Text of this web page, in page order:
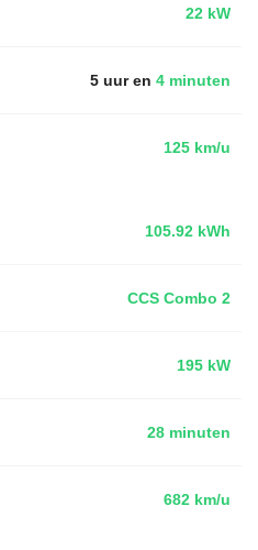
22 kW
5 uur en 4 minuten
125 km/u
105.92 kWh
CCS Combo 2
195 kW
28 minuten
682 km/u